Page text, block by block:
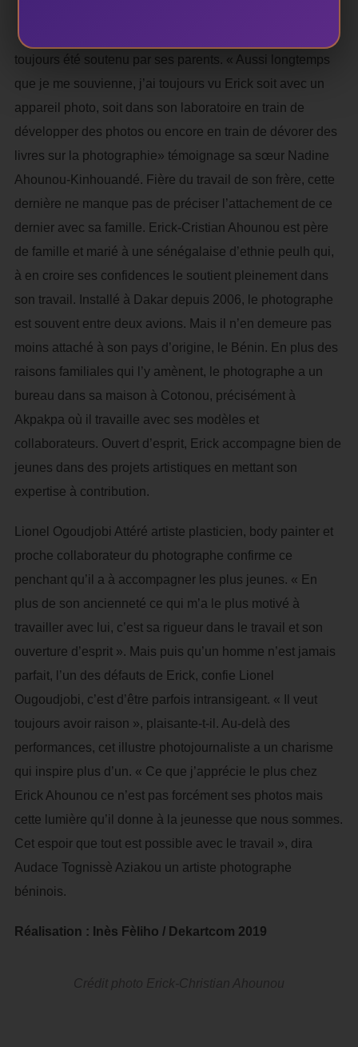
toujours été soutenu par ses parents. « Aussi longtemps
que je me souvienne, j’ai toujours vu Erick soit avec un
appareil photo, soit dans son laboratoire en train de
développer des photos ou encore en train de dévorer des
livres sur la photographie» témoignage sa sœur Nadine
Ahounou-Kinhouandé. Fière du travail de son frère, cette
dernière ne manque pas de préciser l’attachement de ce
dernier avec sa famille. Erick-Cristian Ahounou est père
de famille et marié à une sénégalaise d’ethnie peulh qui,
à en croire ses confidences le soutient pleinement dans
son travail. Installé à Dakar depuis 2006, le photographe
est souvent entre deux avions. Mais il n’en demeure pas
moins attaché à son pays d’origine, le Bénin. En plus des
raisons familiales qui l’y amènent, le photographe a un
bureau dans sa maison à Cotonou, précisément à
Akpakpa où il travaille avec ses modèles et
collaborateurs. Ouvert d’esprit, Erick accompagne bien de
jeunes dans des projets artistiques en mettant son
expertise à contribution.
Lionel Ogoudjobi Attéré artiste plasticien, body painter et
proche collaborateur du photographe confirme ce
penchant qu’il a à accompagner les plus jeunes. « En
plus de son ancienneté ce qui m’a le plus motivé à
travailler avec lui, c’est sa rigueur dans le travail et son
ouverture d’esprit ». Mais puis qu’un homme n’est jamais
parfait, l’un des défauts de Erick, confie Lionel
Ougoudjobi, c’est d’être parfois intransigeant. « Il veut
toujours avoir raison », plaisante-t-il. Au-delà des
performances, cet illustre photojournaliste a un charisme
qui inspire plus d’un. « Ce que j’apprécie le plus chez
Erick Ahounou ce n’est pas forcément ses photos mais
cette lumière qu’il donne à la jeunesse que nous sommes.
Cet espoir que tout est possible avec le travail », dira
Audace Tognissè Aziakou un artiste photographe
béninois.
Réalisation : Inès Fèliho / Dekartcom 2019
Crédit photo Erick-Christian Ahounou